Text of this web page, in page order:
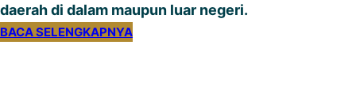
daerah di dalam maupun luar negeri.
BACA SELENGKAPNYA